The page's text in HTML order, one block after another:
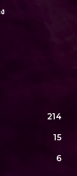
214
15
6